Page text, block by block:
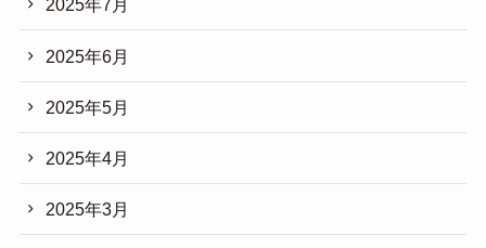
2025年7月
2025年6月
2025年5月
2025年4月
2025年3月